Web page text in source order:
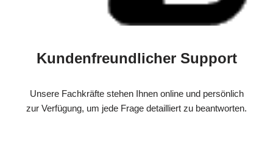
Kundenfreundlicher Support
Unsere Fachkräfte stehen Ihnen online und persönlich
zur Verfügung, um jede Frage detailliert zu beantworten.